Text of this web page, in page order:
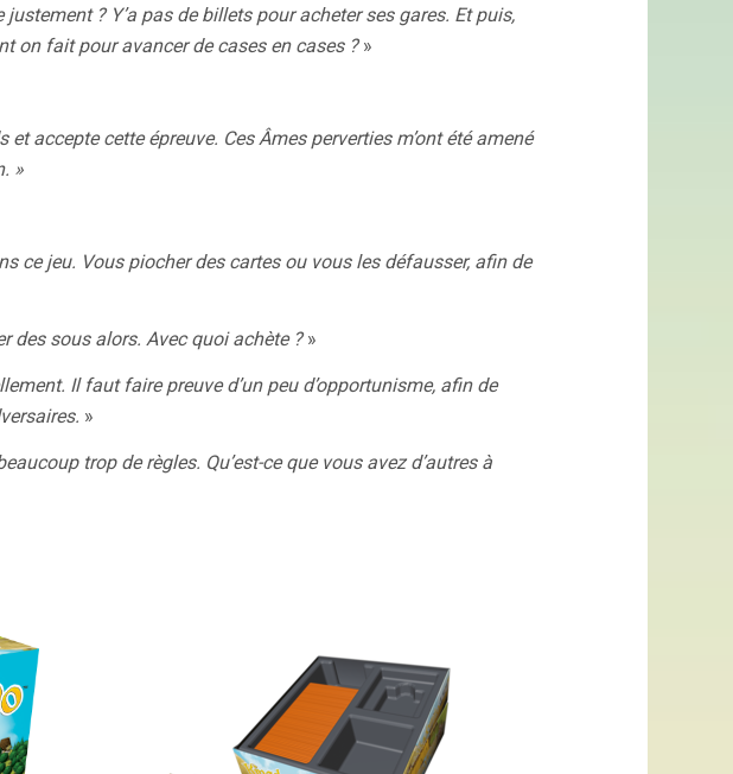
? Y’a pas de billets pour acheter ses gares. Et puis,
on fait pour avancer de cases en cases ?»
accepte cette épreuve. Ces Âmes perverties m’ont été amené
»
ce jeu. Vous piocher des cartes ou vous les défausser, afin de
des sous alors. Avec quoi achète ?»
Il faut faire preuve d’un peu d’opportunisme, afin de
»
trop de règles. Qu’est-ce que vous avez d’autres à